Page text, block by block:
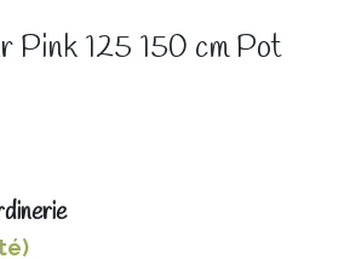
Pink 125 150 cm Pot